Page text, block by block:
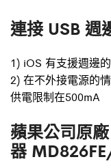
連接 USB 週
1) iOS 有支援週邊
2) 在不外接電源的
供電限制在500mA
蘋果公司原
器